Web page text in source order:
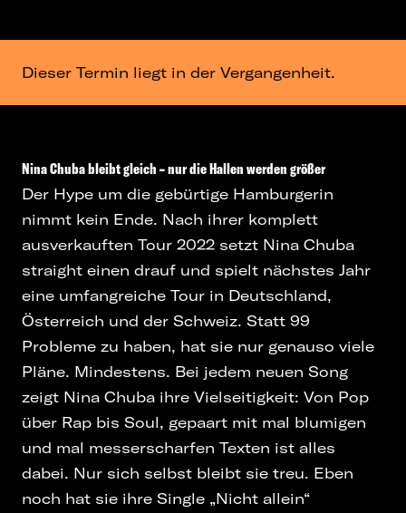
Dieser Termin liegt in der Vergangenheit.
Nina Chuba bleibt gleich – nur die Hallen werden größer
Der Hype um die gebürtige Hamburgerin
nimmt kein Ende. Nach ihrer komplett
ausverkauften Tour 2022 setzt Nina Chuba
straight einen drauf und spielt nächstes Jahr
eine umfangreiche Tour in Deutschland,
Österreich und der Schweiz. Statt 99
Probleme zu haben, hat sie nur genauso viele
Pläne. Mindestens. Bei jedem neuen Song
zeigt Nina Chuba ihre Vielseitigkeit: Von Pop
über Rap bis Soul, gepaart mit mal blumigen
und mal messerscharfen Texten ist alles
dabei. Nur sich selbst bleibt sie treu. Eben
noch hat sie ihre Single „Nicht allein“